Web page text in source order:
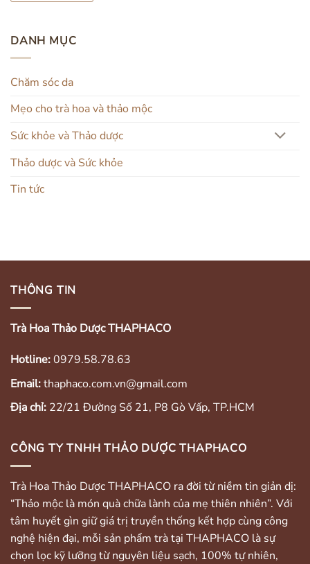
DANH MỤC
Chăm sóc da
Mẹo cho trà hoa và thảo mộc
Sức khỏe và Thảo dược
Thảo dược và Sức khỏe
Tin tức
THÔNG TIN
Trà Hoa Thảo Dược THAPHACO
Hotline:0979.58.78.63
Email:thaphaco.com.vn@gmail.com
Địa chỉ: 22/21 Đường Số 21, P8 Gò Vấp, TP.HCM
CÔNG TY TNHH THẢO DƯỢC THAPHACO
Trà Hoa Thảo Dược THAPHACO ra đời từ niềm tin giản dị:
“Thảo mộc là món quà chữa lành của mẹ thiên nhiên”. Với
tâm huyết gìn giữ giá trị truyền thống kết hợp cùng công
nghệ hiện đại, mỗi sản phẩm trà tại THAPHACO là sự
chọn lọc kỹ lưỡng từ nguyên liệu sạch, 100% tự nhiên,